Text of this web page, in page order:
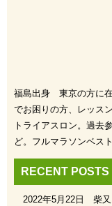
福島出身 東京の方に
でお困りの方、レッス
トライアスロン。過去
ど。フルマラソンベス
RECENT POSTS
2022年5月22日 柴又